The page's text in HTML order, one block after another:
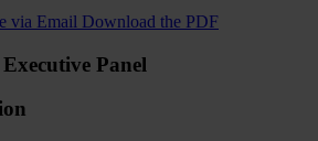
via Email Download the PDF
Panel